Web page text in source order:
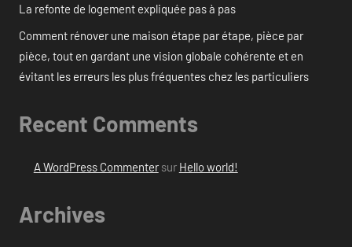
La refonte de logement expliquée pas à pas
Comment rénover une maison étape par étape, pièce par
pièce, tout en gardant une vision globale cohérente et en
évitant les erreurs les plus fréquentes chez les particuliers
Recent Comments
A WordPress Commentersur Hello world!
Archives